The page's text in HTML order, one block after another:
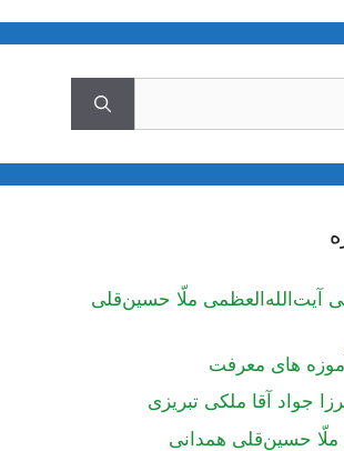
آیت‌الله‌العظمی ملّا حسین‌قلی
های معرفت
جواد آقا ملکی تبریزی
ملّا حسین‌قلی همدانی